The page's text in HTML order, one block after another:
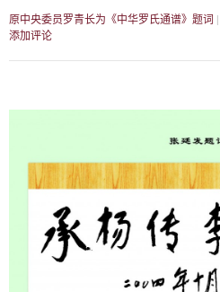
原中央委员罗青长为《中华罗氏通谱》题词
添加评论